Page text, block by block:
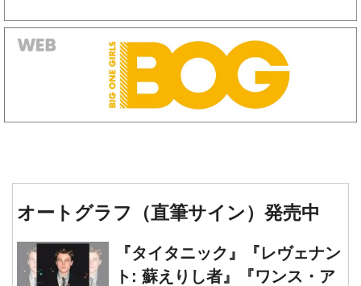
オートグラフ（直筆サイン）発売中
『タイタニック』『レヴェナン
ト: 蘇えりし者』『ワンス・ア